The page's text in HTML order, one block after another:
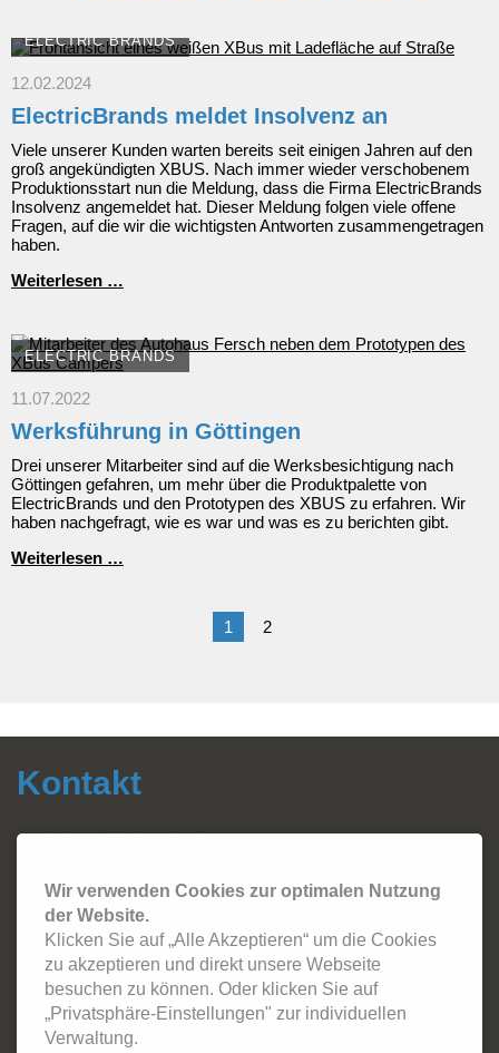
ELECTRIC BRANDS
12.02.2024
ElectricBrands meldet Insolvenz an
Viele unserer Kunden warten bereits seit einigen Jahren auf den
groß angekündigten XBUS. Nach immer wieder verschobenem
Produktionsstart nun die Meldung, dass die Firma ElectricBrands
Insolvenz angemeldet hat. Dieser Meldung folgen viele offene
Fragen, auf die wir die wichtigsten Antworten zusammengetragen
haben.
Weiterlesen …
an
ELECTRIC BRANDS
11.07.2022
Werksführung in Göttingen
Drei unserer Mitarbeiter sind auf die Werksbesichtigung nach
Göttingen gefahren, um mehr über die Produktpalette von
ElectricBrands und den Prototypen des XBUS zu erfahren. Wir
haben nachgefragt, wie es war und was es zu berichten gibt.
Weiterlesen …
1
2
Kontakt
Autohaus Fersch GmbH
Tel.:08324 - 2420
Email:info@autohaus-fersch.de
WhatsApp: +49 178/894 2786
Öffnungszeiten:
Büro
Montag - Freitag: 7 Uhr - 18:30 Uhr
Wir verwenden Cookies zur optimalen Nutzung
der Website.
Klicken Sie auf „Alle Akzeptieren“ um die Cookies
zu akzeptieren und direkt unsere Webseite
besuchen zu können. Oder klicken Sie auf
„Privatsphäre-Einstellungen" zur individuellen
Verwaltung.